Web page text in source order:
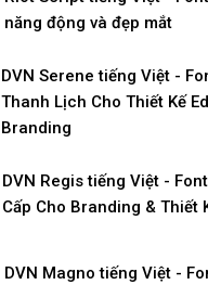
năng động và đẹp mắt
DVN Serene tiếng Việt -
Thanh Lịch Cho Thiết Kế
Branding
DVN Regis tiếng Việt -
Cấp Cho Branding & Thiết
DVN Magno tiếng Việt -